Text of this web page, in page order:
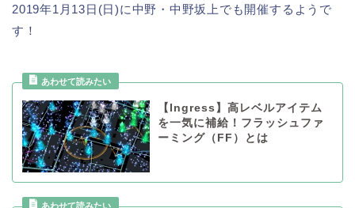
2019年1月13日(日)に中野・中野坂上でも開催するようで
す！
【Ingress】高レベルアイテム
を一気に補給！フラッシュファ
ーミング（FF）とは